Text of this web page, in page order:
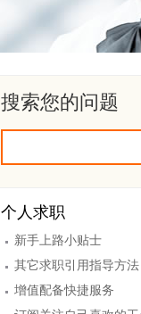
搜索您的问题
个人求职
新手上路小贴士
其它求职引用指导方法
增值配备快捷服务